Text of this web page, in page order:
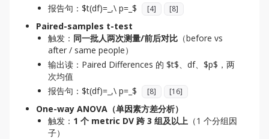
报告句：$t(df)=_,\ p=_$
[4] [8]
Paired-samples t-test
触发： 同一批人两次测量/前后对比 （before vs
after / same people）
输出读：Paired Differences 的 $t$、df、$p$，两
次均值
报告句：$t(df)=_,\ p=_$
[8] [16]
One-way ANOVA（单因素方差分析）
触发： 1 个 metric DV 跨 3 组及以上 （1 个分组因
子）